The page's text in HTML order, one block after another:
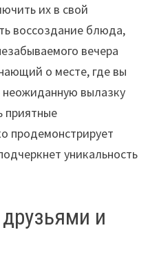
их в свой
воссоздание блюда,
вечера
о месте, где вы
вылазку
приятные
продемонстрирует
уникальность
и